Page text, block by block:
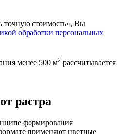
точную стоимость», Вы
обработки персональных
менее 500 м2 рассчитывается
растра
формирования
применяют цветные